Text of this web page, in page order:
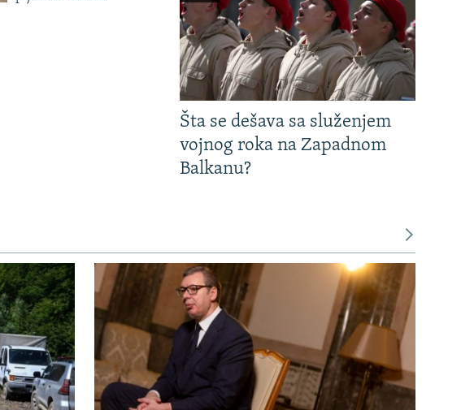
Šta se dešava sa služenjem
vojnog roka na Zapadnom
Balkanu?